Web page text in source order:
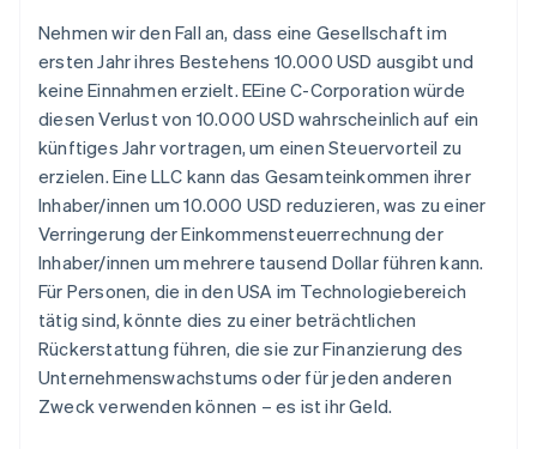
Nehmen wir den Fall an, dass eine Gesellschaft im
ersten Jahr ihres Bestehens 10.000 USD ausgibt und
keine Einnahmen erzielt. EEine C-Corporation würde
diesen Verlust von 10.000 USD wahrscheinlich auf ein
künftiges Jahr vortragen, um einen Steuervorteil zu
erzielen. Eine LLC kann das Gesamteinkommen ihrer
Inhaber/innen um 10.000 USD reduzieren, was zu einer
Verringerung der Einkommensteuerrechnung der
Inhaber/innen um mehrere tausend Dollar führen kann.
Für Personen, die in den USA im Technologiebereich
tätig sind, könnte dies zu einer beträchtlichen
Rückerstattung führen, die sie zur Finanzierung des
Unternehmenswachstums oder für jeden anderen
Zweck verwenden können – es ist ihr Geld.